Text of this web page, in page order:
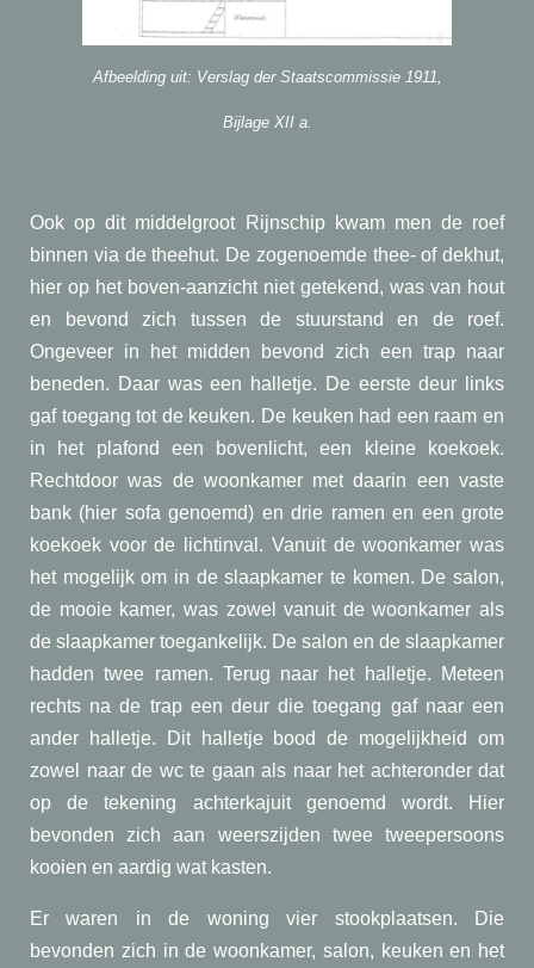
Afbeelding uit: Verslag der Staatscommissie 1911,
Bijlage XII a.
Ook op dit middelgroot Rijnschip kwam men de roef
binnen via de theehut. De zogenoemde thee- of dekhut,
hier op het boven-aanzicht niet getekend, was van hout
en bevond zich tussen de stuurstand en de roef.
Ongeveer in het midden bevond zich een trap naar
beneden. Daar was een halletje. De eerste deur links
gaf toegang tot de keuken. De keuken had een raam en
in het plafond een bovenlicht, een kleine koekoek.
Rechtdoor was de woonkamer met daarin een vaste
bank (hier sofa genoemd) en drie ramen en een grote
koekoek voor de lichtinval. Vanuit de woonkamer was
het mogelijk om in de slaapkamer te komen. De salon,
de mooie kamer, was zowel vanuit de woonkamer als
de slaapkamer toegankelijk. De salon en de slaapkamer
hadden twee ramen. Terug naar het halletje. Meteen
rechts na de trap een deur die toegang gaf naar een
ander halletje. Dit halletje bood de mogelijkheid om
zowel naar de wc te gaan als naar het achteronder dat
op de tekening achterkajuit genoemd wordt. Hier
bevonden zich aan weerszijden twee tweepersoons
kooien en aardig wat kasten.
Er waren in de woning vier stookplaatsen. Die
bevonden zich in de woonkamer, salon, keuken en het